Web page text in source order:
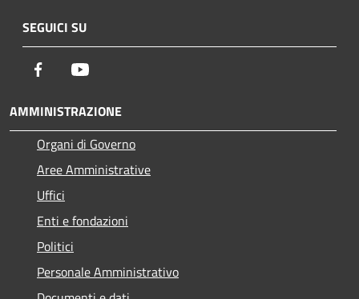
SEGUICI SU
Facebook
AMMINISTRAZIONE
Organi di Governo
Aree Amministrative
Uffici
Enti e fondazioni
Politici
Personale Amministrativo